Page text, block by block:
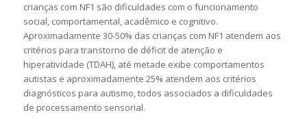
crianças com NF1 são dificuldades com o funcionamento
social, comportamental, acadêmico e cognitivo.
Aproximadamente 30-50% das crianças com NF1 atendem aos
critérios para transtorno de déficit de atenção e
hiperatividade (TDAH), até metade exibe comportamentos
autistas e aproximadamente 25% atendem aos critérios
diagnósticos para autismo, todos associados a dificuldades
de processamento sensorial.